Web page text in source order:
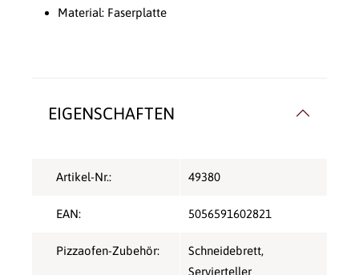
Material: Faserplatte
EIGENSCHAFTEN
Artikel-Nr.: 49380
EAN: 5056591602821
Pizzaofen-Zubehör: Schneidebrett,
Servierteller